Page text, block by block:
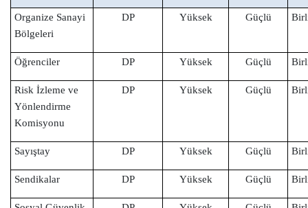
Organize Sanayi
Bölgeleri
DP Yüksek Güçlü
Öğrenciler DP Yüksek Güçlü
Risk İzleme ve
Yönlendirme
Komisyonu
DP Yüksek Güçlü
Sayıştay DP Yüksek Güçlü
Sendikalar DP Yüksek Güçlü